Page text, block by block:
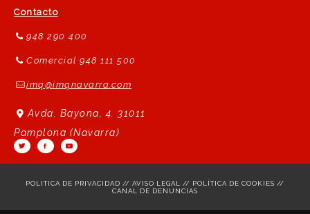
Contacto
948 290 400
Comercial 948 111 500
imq@imqnavarra.com
Avda. Bayona, 4. 31011
Pamplona (Navarra)
POLITICA DE PRIVACIDAD // AVISO LEGAL // POLÍTICA DE COOKIES //
CANAL DE DENUNCIAS